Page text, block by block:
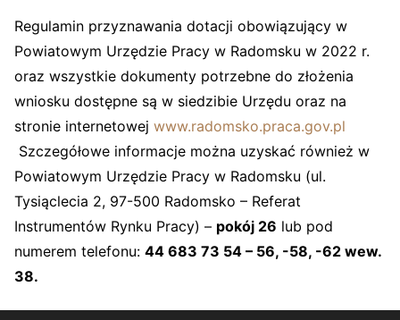
Regulamin przyznawania dotacji obowiązujący w
Powiatowym Urzędzie Pracy w Radomsku w 2022 r.
oraz wszystkie dokumenty potrzebne do złożenia
wniosku dostępne są w siedzibie Urzędu oraz na
stronie internetowej www.radomsko.praca.gov.pl
Szczegółowe informacje można uzyskać również w
Powiatowym Urzędzie Pracy w Radomsku (ul.
Tysiąclecia 2, 97-500 Radomsko – Referat
Instrumentów Rynku Pracy) – pokój 26 lub pod
numerem telefonu: 44 683 73 54 – 56, -58, -62 wew.
38.